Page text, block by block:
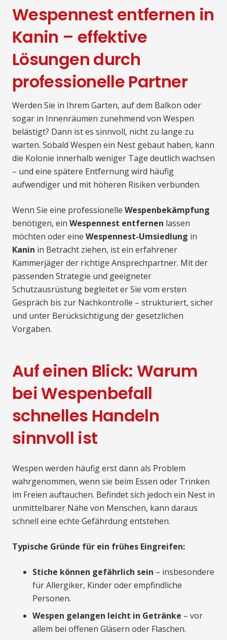
Wespennest entfernen in
Kanin – effektive
Lösungen durch
professionelle Partner
Werden Sie in Ihrem Garten, auf dem Balkon oder
sogar in Innenräumen zunehmend von Wespen
belästigt? Dann ist es sinnvoll, nicht zu lange zu
warten. Sobald Wespen ein Nest gebaut haben, kann
die Kolonie innerhalb weniger Tage deutlich wachsen
– und eine spätere Entfernung wird häufig
aufwendiger und mit höheren Risiken verbunden.
Wenn Sie eine professionelle Wespenbekämpfung
benötigen, ein Wespennest entfernen lassen
möchten oder eine Wespennest-Umsiedlung in
Kanin in Betracht ziehen, ist ein erfahrener
Kammerjäger der richtige Ansprechpartner. Mit der
passenden Strategie und geeigneter
Schutzausrüstung begleitet er Sie vom ersten
Gespräch bis zur Nachkontrolle – strukturiert, sicher
und unter Berücksichtigung der gesetzlichen
Vorgaben.
Auf einen Blick: Warum
bei Wespenbefall
schnelles Handeln
sinnvoll ist
Wespen werden häufig erst dann als Problem
wahrgenommen, wenn sie beim Essen oder Trinken
im Freien auftauchen. Befindet sich jedoch ein Nest in
unmittelbarer Nähe von Menschen, kann daraus
schnell eine echte Gefährdung entstehen.
Typische Gründe für ein frühes Eingreifen:
Stiche können gefährlich sein – insbesondere
für Allergiker, Kinder oder empfindliche
Personen.
Wespen gelangen leicht in Getränke – vor
allem bei offenen Gläsern oder Flaschen.